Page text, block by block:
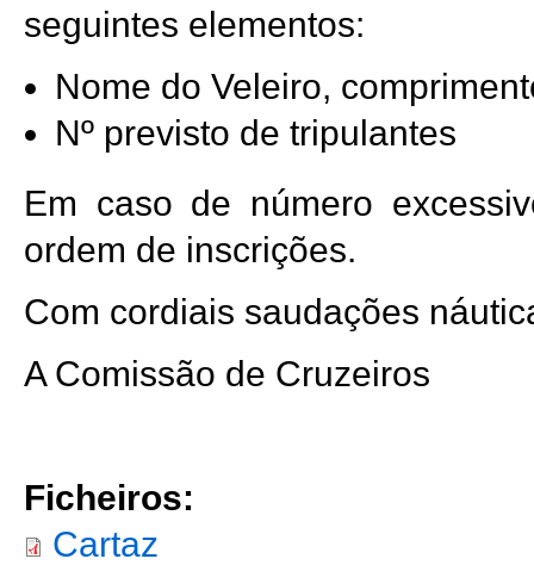
seguintes elementos:
Nome do Veleiro,
Nº previsto de tripulantes
Em caso de número
ordem de inscrições.
Com cordiais saudações
A Comissão de Cruzeiros
Ficheiros:
Cartaz